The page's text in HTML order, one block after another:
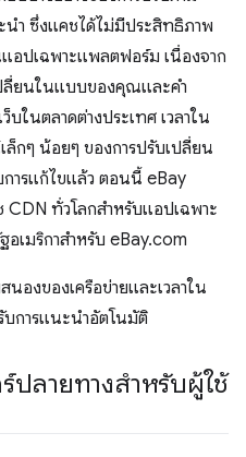
ำ ซึ่งแคชได้ไม่มีประสิทธิภาพ
ปเฉพาะแพลตฟอร์ม เนื่องจาก
ลี่ยนในแบบของคุณและคำ
ในตลาดต่างประเทศ เวลาใน
กๆ น้อยๆ ของการปรับเปลี่ยน
รแก้ไขแล้ว ตอนนี้ eBay
ทั่วโลกสำหรับแอปเฉพาะ
เมริกาสำหรับ eBay.com
องของเครือข่ายและเวลาใน
บการแนะนำอัตโนมัติ
ปลายทางสําหรับผู้ใช้